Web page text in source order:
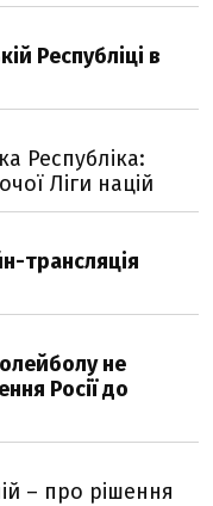
Республіці в
Республіка:
Ліги націй
трансляція
не
Росії до
– про рішення